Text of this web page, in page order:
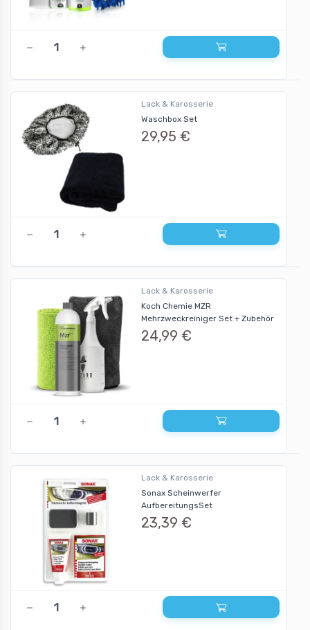
Lack & Karosserie
Waschbox Set
29,95 €
Lack & Karosserie
Koch Chemie MZR
Mehrzweckreiniger Set + Zubehör
24,99 €
Lack & Karosserie
Sonax Scheinwerfer
AufbereitungsSet
23,39 €